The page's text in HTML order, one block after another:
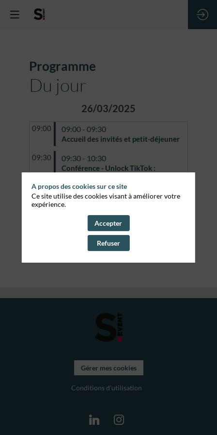
Programme
Du jour
26/03/2025
09:00 09:00 - 09:30
Accueil des invités et petit-déjeuner
09:30 09:30 - 10:30
Conférence - Unlock TikTok :
Une conférence animée par
Emmanuel Gavard, journaliste chez
Stratégies
10:30 - 11:30
Questions / Réponses &
Networking
Gérer mes cookies
Conditions d'utilisation
A propos des cookies sur ce site
Ce site utilise des cookies visant à améliorer votre
expérience.
Accepter
Refuser